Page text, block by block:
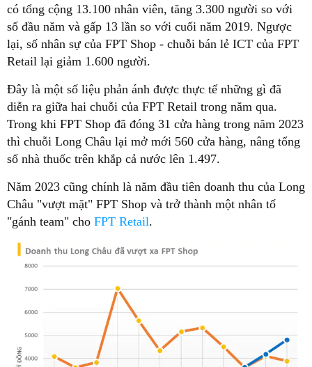
có tổng cộng 13.100 nhân viên, tăng 3.300 người so với
số đầu năm và gấp 13 lần so với cuối năm 2019. Ngược
lại, số nhân sự của FPT Shop - chuỗi bán lẻ ICT của FPT
Retail lại giảm 1.600 người.
Đây là một số liệu phản ánh được thực tế những gì đã
diễn ra giữa hai chuỗi của FPT Retail trong năm qua.
Trong khi FPT Shop đã đóng 31 cửa hàng trong năm 2023
thì chuỗi Long Châu lại mở mới 560 cửa hàng, nâng tổng
số nhà thuốc trên khắp cả nước lên 1.497.
Năm 2023 cũng chính là năm đầu tiên doanh thu của Long
Châu "vượt mặt" FPT Shop và trở thành một nhân tố
"gánh team" cho FPT Retail.